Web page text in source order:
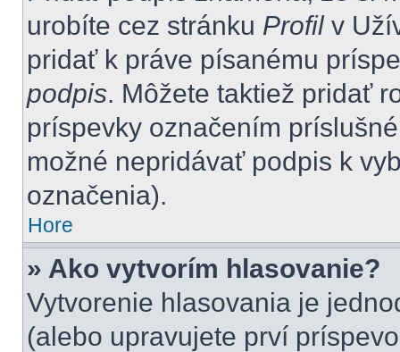
urobíte cez stránku Profilv
pridať k práve písanému
podpis. Môžete taktiež pridať
príspevky označením
možné nepridávať podpis k
označenia).
Hore
» Ako vytvorím hlasovanie?
Vytvorenie hlasovania je
(alebo upravujete prví